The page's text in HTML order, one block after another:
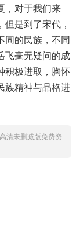
，对于我们来
是到了宋代，
同的民族，不同
飞毫无疑问的成
积极进取，胸怀
族精神与品格进
清未删减版免费资